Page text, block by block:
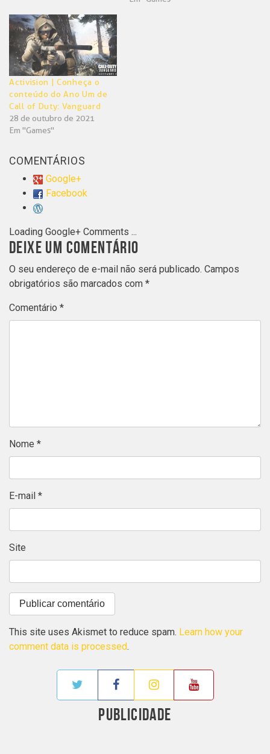
Activision | Conheça o
conteúdo do Ano Um de
Call of Duty: Vanguard
28 de outubro de 2021
Em "Games"
COMENTÁRIOS
Google+
Facebook
Loading Google+ Comments ...
DEIXE UM COMENTÁRIO
O seu endereço de e-mail não será publicado. Campos
obrigatórios são marcados com *
Comentário *
Nome *
E-mail *
Site
This site uses Akismet to reduce spam. Learn how your
comment data is processed.
PUBLICIDADE